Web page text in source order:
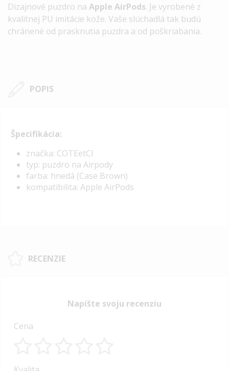
Dizajnové puzdro na Apple AirPods. Je vyrobené z
kvalitnej PU imitácie kože. Vaše slúchadlá tak budú
chránené od prasknutia puzdra a od poškriabania.
POPIS
Špecifikácia:
značka: COTEetCI
typ: puzdro na Airpody
farba: hnedá (Case Brown)
kompatibilita: Apple AirPods
RECENZIE
Napíšte svoju recenziu
Cena